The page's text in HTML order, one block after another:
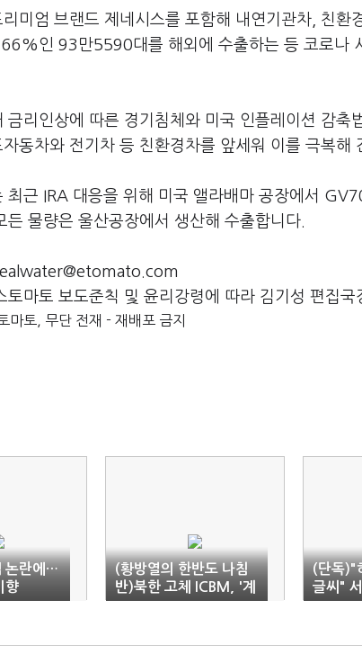
리미엄 브랜드 제네시스를 포함해 내연기관차, 친
인 93만5590대를 해외에 수출하는 등 코로나
금리인상에 따른 경기침체와 미국 인플레이션 감
동차와 전기차 등 친환경차를 앞세워 이를 극복해
최근 IRA 대응을 위해 미국 앨라배마 공장에서
든 물량은 울산공장에서 생산해 수출합니다.
토마토 보도준칙 및 윤리강령에 따라 김기성 편집국
토, 무단 전재 - 재배포 금지
논란에…
향
(황방열의 한반도 나침
반)북한 고체 ICBM, '계
묘늑약' 덮을 것인가
(단독)"
글씨"
현대차